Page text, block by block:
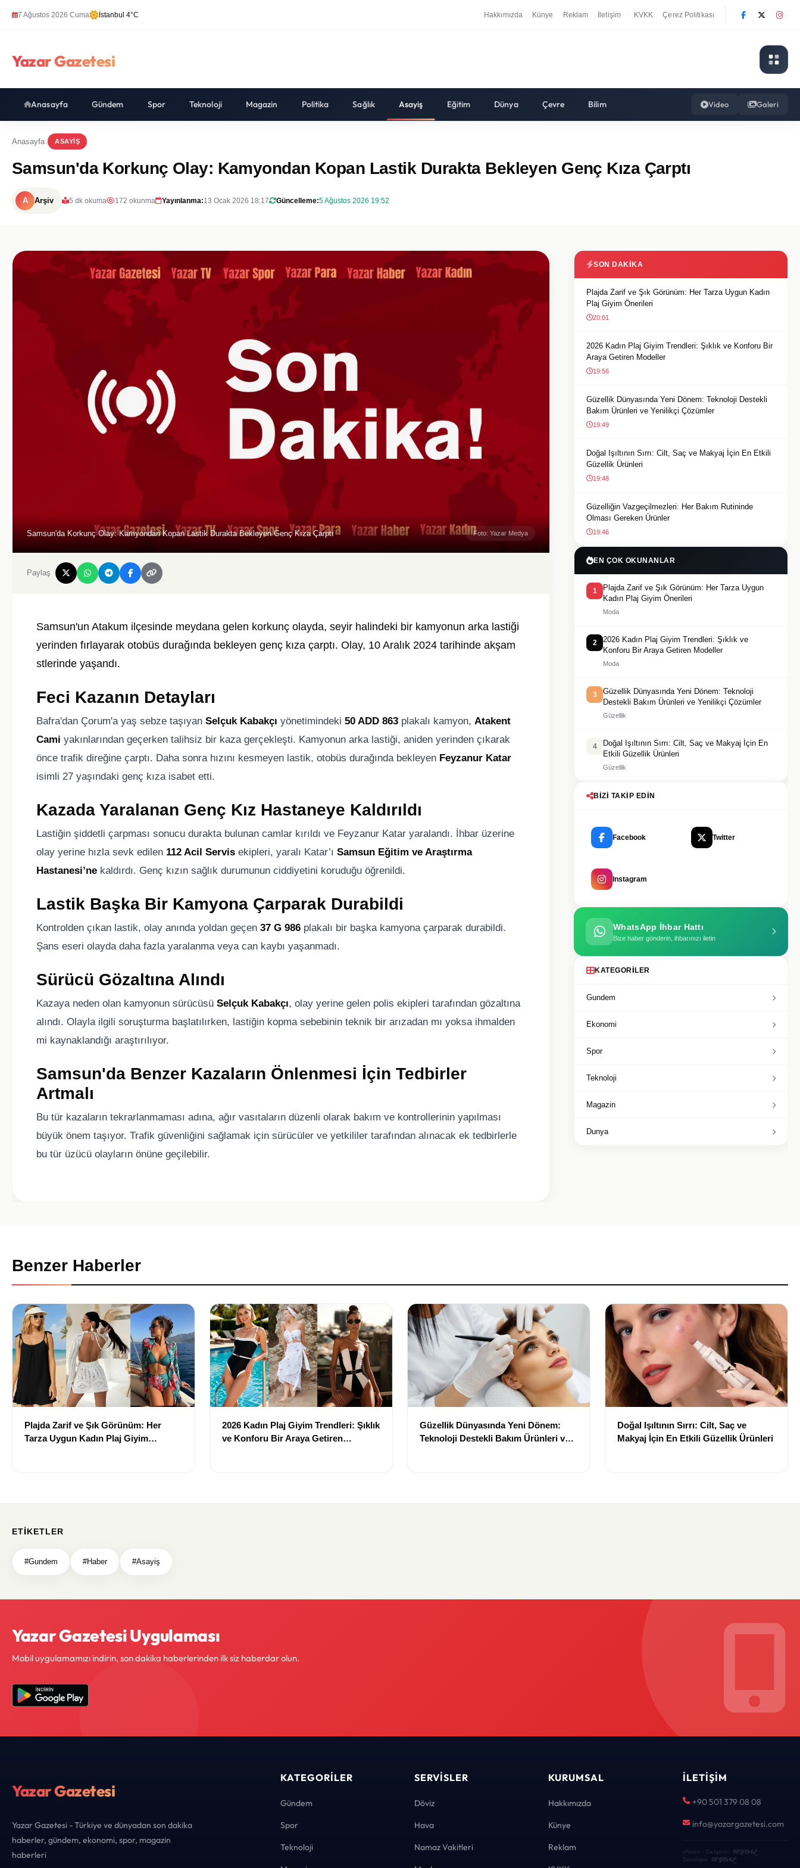
7 Ağustos 2026 Cuma İstanbul 4°C Hakkımızda Künye Reklam İletişim KVKK Çerez Politikası
Yazar Gazetesi
Anasayfa Gündem Spor Teknoloji Magazin Politika Sağlık Asayiş Eğitim Dünya Çevre Bilim Video Galeri
Anasayfa ASAYIŞ
Samsun'da Korkunç Olay: Kamyondan Kopan Lastik Durakta Bekleyen Genç Kıza Çarptı
A Arşiv 5 dk okuma 172 okunma Yayınlanma:13 Ocak 2026 18:17 Güncelleme:5 Ağustos 2026 19:52
Samsun'da Korkunç Olay: Kamyondan Kopan Lastik Durakta Bekleyen Genç Kıza Çarptı Foto: Yazar Medya
Paylaş
Samsun'un Atakum ilçesinde meydana gelen korkunç olayda, seyir halindeki bir kamyonun arka lastiği
yerinden fırlayarak otobüs durağında bekleyen genç kıza çarptı. Olay, 10 Aralık 2024 tarihinde akşam
stlerinde yaşandı.
Feci Kazanın Detayları
Bafra'dan Çorum'a yaş sebze taşıyan Selçuk Kabakçı yönetimindeki 50 ADD 863 plakalı kamyon, Atakent
Cami yakınlarından geçerken talihsiz bir kaza gerçekleşti. Kamyonun arka lastiği, aniden yerinden çıkarak
önce trafik direğine çarptı. Daha sonra hızını kesmeyen lastik, otobüs durağında bekleyen Feyzanur Katar
isimli 27 yaşındaki genç kıza isabet etti.
Kazada Yaralanan Genç Kız Hastaneye Kaldırıldı
Lastiğin şiddetli çarpması sonucu durakta bulunan camlar kırıldı ve Feyzanur Katar yaralandı. İhbar üzerine
olay yerine hızla sevk edilen 112 Acil Servis ekipleri, yaralı Katar’ı Samsun Eğitim ve Araştırma
Hastanesi’ne kaldırdı. Genç kızın sağlık durumunun ciddiyetini koruduğu öğrenildi.
Lastik Başka Bir Kamyona Çarparak Durabildi
Kontrolden çıkan lastik, olay anında yoldan geçen 37 G 986 plakalı bir başka kamyona çarparak durabildi.
Şans eseri olayda daha fazla yaralanma veya can kaybı yaşanmadı.
Sürücü Gözaltına Alındı
Kazaya neden olan kamyonun sürücüsü Selçuk Kabakçı, olay yerine gelen polis ekipleri tarafından gözaltına
alındı. Olayla ilgili soruşturma başlatılırken, lastiğin kopma sebebinin teknik bir arızadan mı yoksa ihmalden
mi kaynaklandığı araştırılıyor.
Samsun'da Benzer Kazaların Önlenmesi İçin Tedbirler
Artmalı
Bu tür kazaların tekrarlanmaması adına, ağır vasıtaların düzenli olarak bakım ve kontrollerinin yapılması
büyük önem taşıyor. Trafik güvenliğini sağlamak için sürücüler ve yetkililer tarafından alınacak ek tedbirlerle
bu tür üzücü olayların önüne geçilebilir.
SON DAKIKA
Plajda Zarif ve Şık Görünüm: Her Tarza Uygun Kadın
Plaj Giyim Önerileri
20:01
2026 Kadın Plaj Giyim Trendleri: Şıklık ve Konforu Bir
Araya Getiren Modeller
19:56
Güzellik Dünyasında Yeni Dönem: Teknoloji Destekli
Bakım Ürünleri ve Yenilikçi Çözümler
19:49
Doğal Işıltının Sırrı: Cilt, Saç ve Makyaj İçin En Etkili
Güzellik Ürünleri
19:48
Güzelliğin Vazgeçilmezleri: Her Bakım Rutininde
Olması Gereken Ürünler
19:46
EN ÇOK OKUNANLAR
1
Plajda Zarif ve Şık Görünüm: Her Tarza Uygun
Kadın Plaj Giyim Önerileri
Moda
2
2026 Kadın Plaj Giyim Trendleri: Şıklık ve
Konforu Bir Araya Getiren Modeller
Moda
3
Güzellik Dünyasında Yeni Dönem: Teknoloji
Destekli Bakım Ürünleri ve Yenilikçi Çözümler
Güzellik
4
Doğal Işıltının Sırrı: Cilt, Saç ve Makyaj İçin En
Etkili Güzellik Ürünleri
Güzellik
BIZI TAKIP EDIN
Facebook Twitter
Instagram
WhatsApp İhbar Hattı
Bize haber gönderin, ihbarınızı iletin
KATEGORILER
Gundem
Ekonomi
Spor
Teknoloji
Magazin
Dunya
Benzer Haberler
Plajda Zarif ve Şık Görünüm: Her
Tarza Uygun Kadın Plaj Giyim
2026 Kadın Plaj Giyim Trendleri: Şıklık
ve Konforu Bir Araya Getiren
Güzellik Dünyasında Yeni Dönem:
Teknoloji Destekli Bakım Ürünleri ve
Doğal Işıltının Sırrı: Cilt, Saç ve
Makyaj İçin En Etkili Güzellik Ürünleri
ETIKETLER
#Gundem #Haber #Asayiş
Yazar Gazetesi Uygulaması
Mobil uygulamamızı indirin, son dakika haberlerinden ilk siz haberdar olun.
Yazar Gazetesi
Yazar Gazetesi - Türkiye ve dünyadan son dakika
haberler, gündem, ekonomi, spor, magazin
haberleri
KATEGORILER
Gündem
Spor
Teknoloji
SERVISLER
Döviz
Hava
Namaz Vakitleri
KURUMSAL
Hakkımızda
Künye
Reklam
İLETIŞIM
+90 501 379 08 08
info@yazargazetesi.com
eNews · Geliştirici KEYDAL·
Developer
KEYDAL